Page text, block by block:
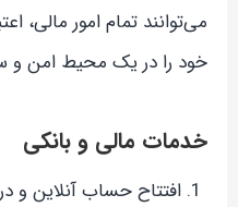
می‌توانند تمام امور مالی،
خود را در یک محیط امن و
خدمات مالی و بانکی
افتتاح حساب آنلاین و